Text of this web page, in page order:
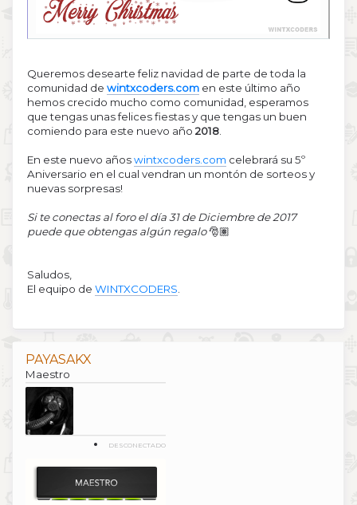
Queremos desearte feliz navidad de parte de toda la
comunidad de wintxcoders.com en este último año
hemos crecido mucho como comunidad, esperamos
que tengas unas felices fiestas y que tengas un buen
comiendo para este nuevo año 2018
En este nuevo añoswintxcoders.com celebrará su 5º
Aniversario en el cual vendran un montón de sorteos y
nuevas sorpresas!
Si te conectas al foro el día 31 de Diciembre de 2017
puede que obtengas algún regalo🎅🏽
Saludos,
El equipo de WINTXCODERS
PAYASAKX
Maestro
DESCONECTADO